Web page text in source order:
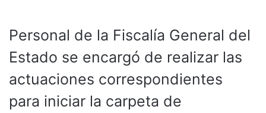
Personal de la Fiscalía General del
Estado se encargó de realizar las
actuaciones correspondientes
para iniciar la carpeta de